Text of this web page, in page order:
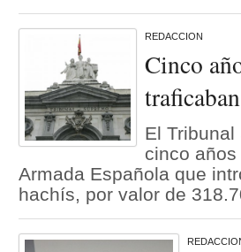
REDACCION
Cinco
El
cinco
Armada Española que
hachís, por valor de